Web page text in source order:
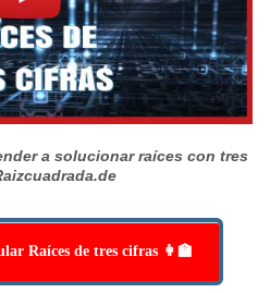
a solucionar raíces con tres
Raíces de tres cifras 👩‍🏫